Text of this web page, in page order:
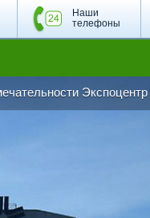
Наши
телефоны
Экспоцентр